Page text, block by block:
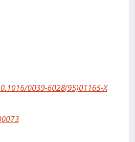
0039-6028(95)01165-X